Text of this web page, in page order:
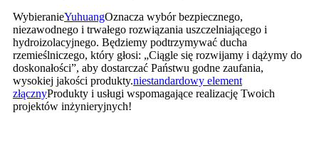
WybieranieYuhuangOznacza wybór bezpiecznego,
niezawodnego i trwałego rozwiązania uszczelniającego i
hydroizolacyjnego. Będziemy podtrzymywać ducha
rzemieślniczego, który głosi: „Ciągle się rozwijamy i dążymy do
doskonałości”, aby dostarczać Państwu godne zaufania,
wysokiej jakości produkty.niestandardowy element
złącznyProdukty i usługi wspomagające realizację Twoich
projektów inżynieryjnych!